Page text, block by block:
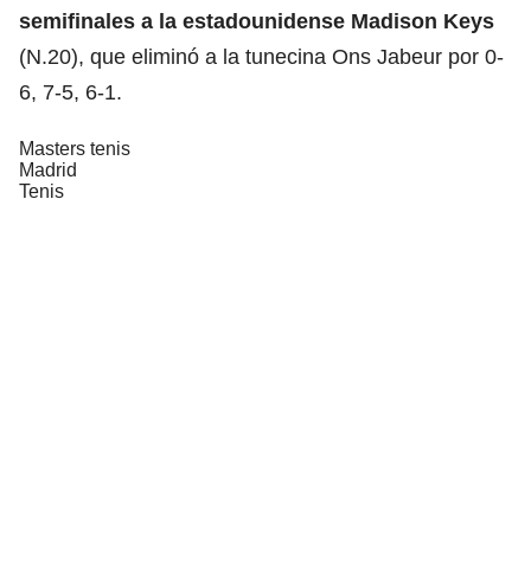
semifinales a la estadounidense Madison Keys
(N.20), que eliminó a la tunecina Ons Jabeur por 0-
6, 7-5, 6-1.
Masters tenis
Madrid
Tenis